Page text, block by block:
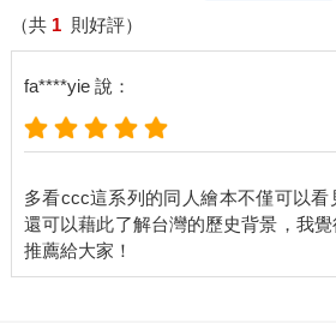
（共 1 則好評）
fa****yie 說：
多看ccc這系列的同人繪本不僅可以看
還可以藉此了解台灣的歷史背景，我覺